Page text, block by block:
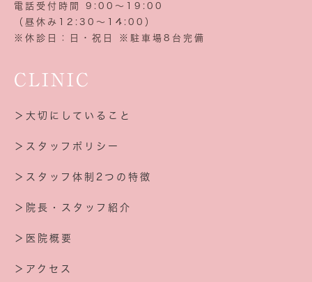
電話受付時間 9:00～19:00
（昼休み12:30～14:00）
※休診日：日・祝日 ※駐車場8台完備
CLINIC
＞大切にしていること
＞スタッフポリシー
＞スタッフ体制2つの特徴
＞院長・スタッフ紹介
＞医院概要
＞アクセス